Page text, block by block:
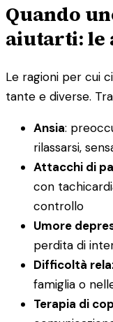
Quando
aiutarti: le
Le ragioni per cui
tante e diverse.
Ansia:
rilassarsi,
Attacchi di
con
controllo
Umore
perdita di
Difficoltà
famiglia o
Terapia di